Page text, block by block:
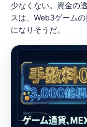
少なくない。資金の
スは、Web3ゲーム
になりそうだ。